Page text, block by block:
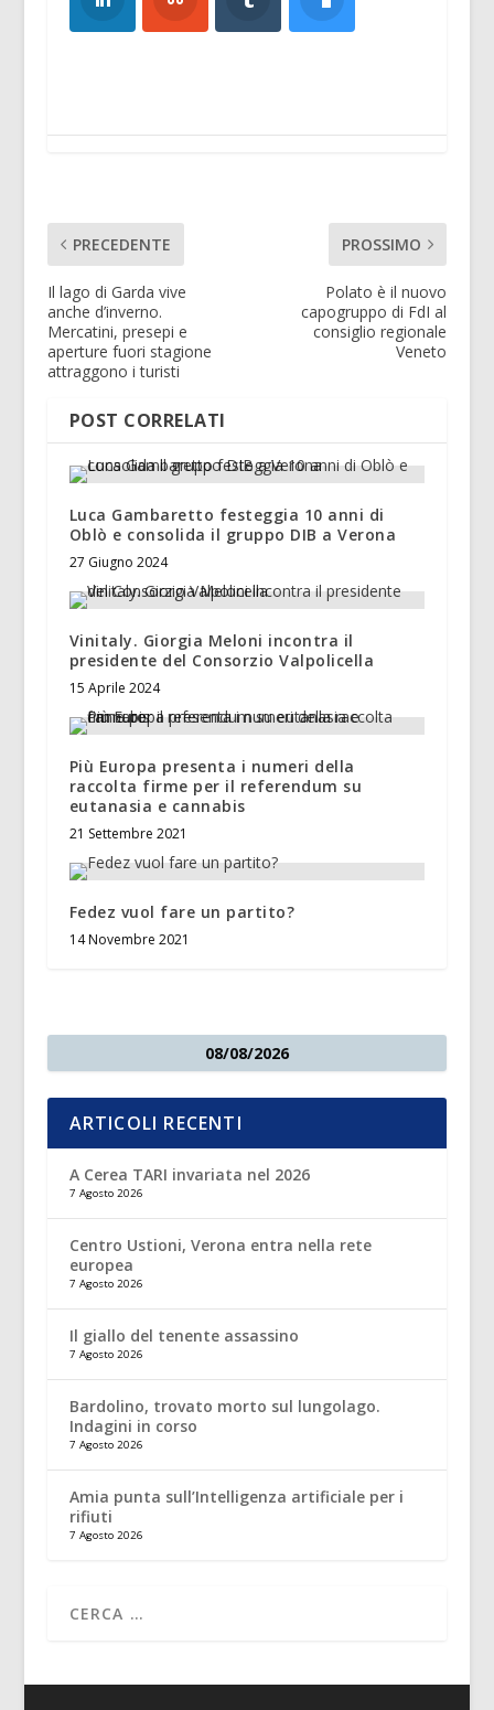
PRECEDENTE
Il lago di Garda vive
anche d’inverno.
Mercatini, presepi e
aperture fuori stagione
attraggono i turisti
PROSSIMO
Polato è il nuovo
capogruppo di FdI al
consiglio regionale
Veneto
POST CORRELATI
Luca Gambaretto festeggia 10 anni di
Oblò e consolida il gruppo DIB a Verona
27 Giugno 2024
Vinitaly. Giorgia Meloni incontra il
presidente del Consorzio Valpolicella
15 Aprile 2024
Più Europa presenta i numeri della
raccolta firme per il referendum su
eutanasia e cannabis
21 Settembre 2021
Fedez vuol fare un partito?
14 Novembre 2021
08/08/2026
ARTICOLI RECENTI
A Cerea TARI invariata nel 2026
7 Agosto 2026
Centro Ustioni, Verona entra nella rete
europea
7 Agosto 2026
Il giallo del tenente assassino
7 Agosto 2026
Bardolino, trovato morto sul lungolago.
Indagini in corso
7 Agosto 2026
Amia punta sull’Intelligenza artificiale per i
rifiuti
7 Agosto 2026